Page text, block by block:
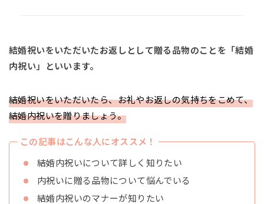
結婚祝いをいただいたお返しとして贈る品物のことを「結婚
内祝い」といいます。
結婚祝いをいただいたら、お礼やお返しの気持ちをこめて、
結婚内祝いを贈りましょう。
この記事はこんな人にオススメ！
結婚内祝いについて詳しく知りたい
内祝いに贈る品物について悩んでいる
結婚内祝いのマナーが知りたい